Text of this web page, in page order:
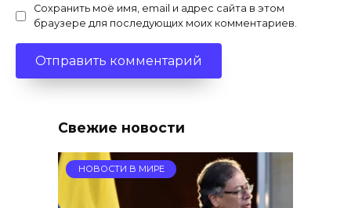
Сохранить моё имя, email и адрес сайта в этом
браузере для последующих моих комментариев.
Свежие новости
НОВОСТИ В МИРЕ